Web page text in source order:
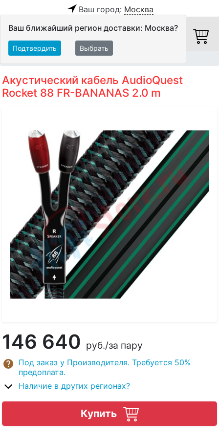
Ваш город: Москва
Ваш ближайший регион доставки: Москва?
Подтвердить Выбрать
Акустический кабель AudioQuest
Rocket 88 FR-BANANAS 2.0 m
146 640 руб./за пару
Под заказ у Производителя. Требуется 50%
предоплата.
Наличие в других регионах?
Купить